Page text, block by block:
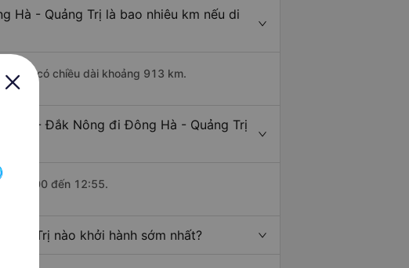
Hà - Quảng Trị là bao nhiêu km nếu di
có chiều dài khoảng 913 km.
Jút - Đắk Nông đi Đông Hà - Quảng Trị
từ 4:00 đến 12:55.
Trị nào khởi hành sớm nhất?